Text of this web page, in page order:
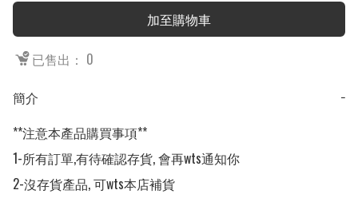
加至購物車
已售出： 0
簡介
−
**注意本產品購買事項**
1-所有訂單,有待確認存貨, 會再wts通知你
2-沒存貨產品, 可wts本店補貨